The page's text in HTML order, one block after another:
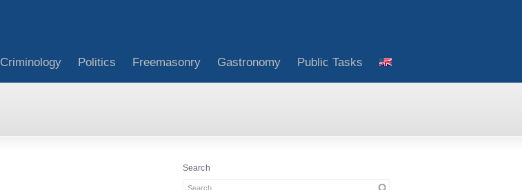
Criminology Politics Freemasonry Gastronomy Public Tasks
Search